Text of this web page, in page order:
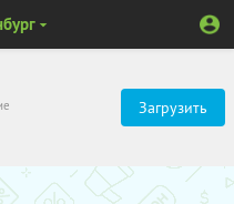
Загрузить